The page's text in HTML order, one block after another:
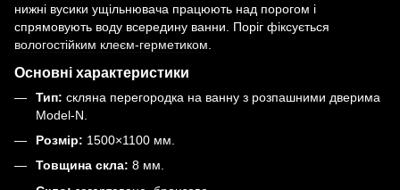
нижні вусики ущільнювача працюють над порогом і
спрямовують воду всередину ванни. Поріг фіксується
вологостійким клеєм-герметиком
Основні характеристики
Тип: скляна перегородка на ванну з розпашними дверима
Model-N.
Розмір: 1500×1100 мм.
Товщина скла: 8 мм.